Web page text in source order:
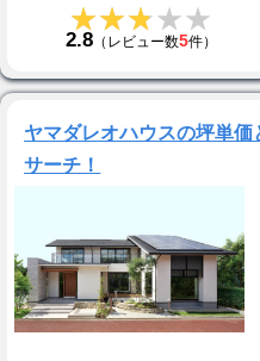
★★★★★
★★★★★
2.8（レビュー数5件）
ヤマダレオハウスの坪単
サーチ！